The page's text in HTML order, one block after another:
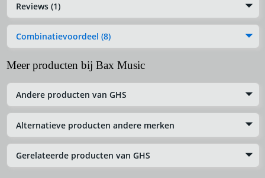
Reviews (1)
Combinatievoordeel (8)
Meer producten bij Bax Music
Andere producten van GHS
Alternatieve producten andere merken
Gerelateerde producten van GHS